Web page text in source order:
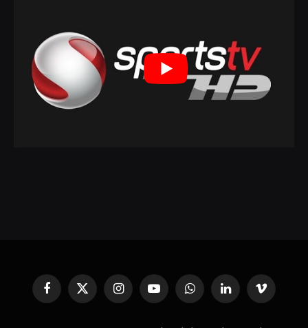
Facebook
X
(Twitter)
InstagramYouTubeWhatsAppLinkedin'de
Paylaş
Vimeo